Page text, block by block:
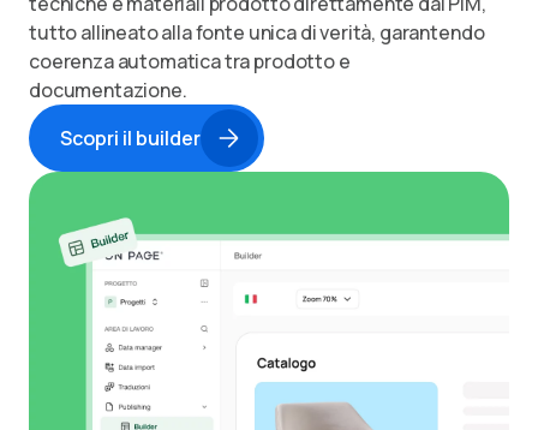
tutto allineato alla fonte unica di verità, garantendo
coerenza automatica tra prodotto e
documentazione.
Scopri il builder